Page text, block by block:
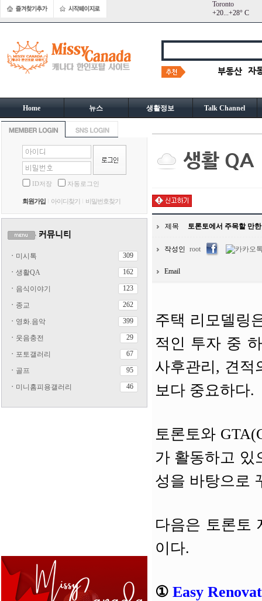
Toronto
+20...+28° C
Home 뉴스 생활정보 Talk Channel
ID저장 자동로그인
회원가입 아이디찾기 비밀번호찾기
ㆍ 미시톡 309
ㆍ 생활QA 162
ㆍ 음식이야기 123
ㆍ 종교 262
ㆍ 영화.음악 399
ㆍ 웃음충전 29
ㆍ 포토갤러리 67
ㆍ 골프 95
ㆍ 미니홈피용갤러리 46
제목 토론토에서 주목할 만
작성인 root
Email
주택 리모델링
적인 투자 중
사후관리, 견적
보다 중요하다.
토론토와
가 활동하고 있
성을 바탕으로
다음은 토론토
이다.
① Easy